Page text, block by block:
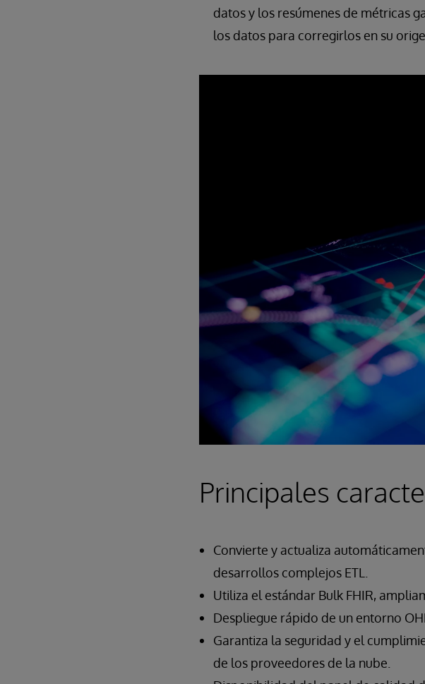
datos y los resúmenes de métricas
los datos para corregirlos en su
Principales
Convierte y actualiza
desarrollos complejos ETL.
Utiliza el estándar Bulk FHIR,
Despliegue rápido de un entorno
Garantiza la seguridad y el
de los proveedores de la nube.